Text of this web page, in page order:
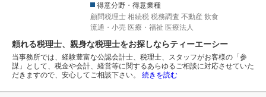
得意分野・得意業種
顧問税理士 相続税 税務調査 不動産 飲食
流通・小売 医療・福祉 医療法人
頼れる税理士、親身な税理士をお探しならティーエーシー
当事務所では、経験豊富な公認会計士、税理士、スタッフがお客様の「参
謀」として、税金や会計、経営等に関するあらゆるご相談に対応させていた
だきますので、安心してご相談下さい。 続きを読む